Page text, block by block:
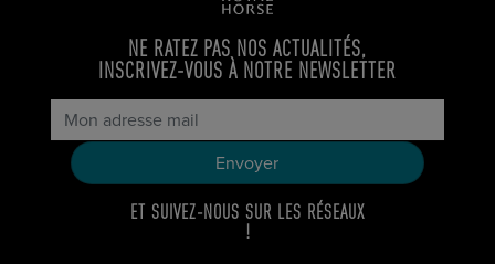
NE RATEZ PAS NOS ACTUALITÉS,
INSCRIVEZ-VOUS À NOTRE NEWSLETTER
ET SUIVEZ-NOUS SUR LES RÉSEAUX
!